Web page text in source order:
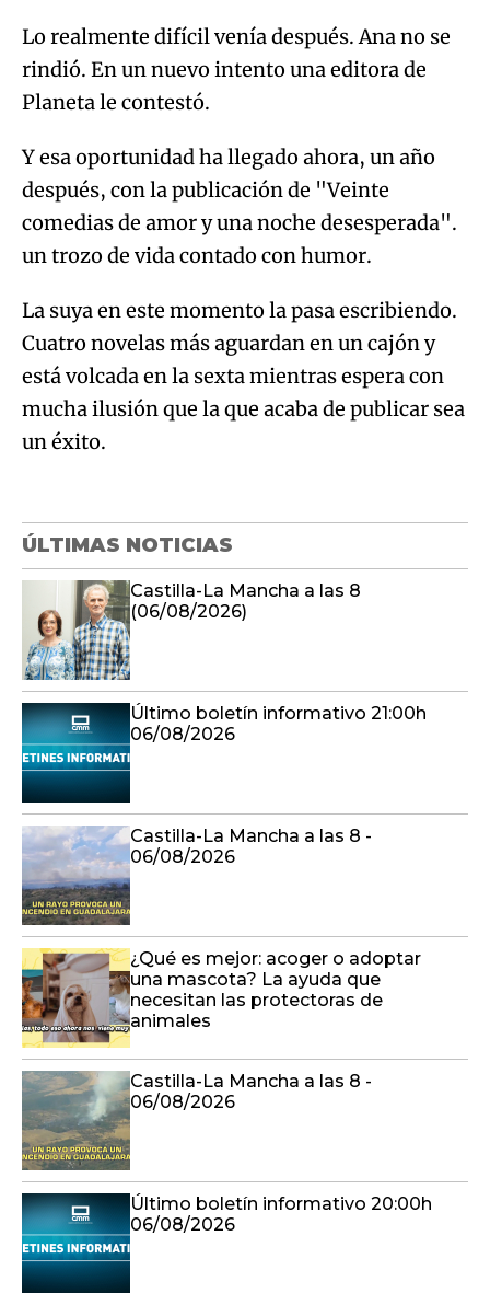
Lo realmente difícil venía después. Ana no se
rindió. En un nuevo intento una editora de
Planeta le contestó.
Y esa oportunidad ha llegado ahora, un año
después, con la publicación de "Veinte
comedias de amor y una noche desesperada".
un trozo de vida contado con humor.
La suya en este momento la pasa escribiendo.
Cuatro novelas más aguardan en un cajón y
está volcada en la sexta mientras espera con
mucha ilusión que la que acaba de publicar sea
un éxito.
ÚLTIMAS NOTICIAS
Castilla-La Mancha a las 8
(06/08/2026)
Último boletín informativo 21:00h
06/08/2026
Castilla-La Mancha a las 8 -
06/08/2026
¿Qué es mejor: acoger o adoptar
una mascota? La ayuda que
necesitan las protectoras de
animales
Castilla-La Mancha a las 8 -
06/08/2026
Último boletín informativo 20:00h
06/08/2026